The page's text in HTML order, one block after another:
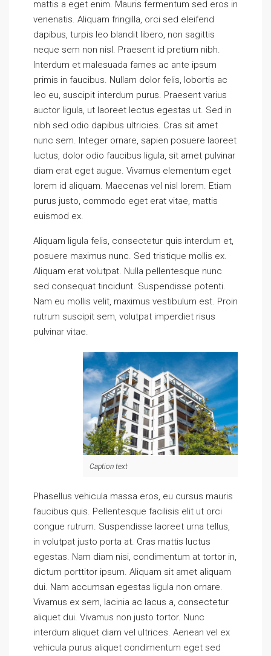
mattis a eget enim. Mauris fermentum sed eros in
venenatis. Aliquam fringilla, orci sed eleifend
dapibus, turpis leo blandit libero, non sagittis
neque sem non nisl. Praesent id pretium nibh.
Interdum et malesuada fames ac ante ipsum
primis in faucibus. Nullam dolor felis, lobortis ac
leo eu, suscipit interdum purus. Praesent varius
auctor ligula, ut laoreet lectus egestas ut. Sed in
nibh sed odio dapibus ultricies. Cras sit amet
nunc sem. Integer ornare, sapien posuere laoreet
luctus, dolor odio faucibus ligula, sit amet pulvinar
diam erat eget augue. Vivamus elementum eget
lorem id aliquam. Maecenas vel nisl lorem. Etiam
purus justo, commodo eget erat vitae, mattis
euismod ex.
Aliquam ligula felis, consectetur quis interdum et,
posuere maximus nunc. Sed tristique mollis ex.
Aliquam erat volutpat. Nulla pellentesque nunc
sed consequat tincidunt. Suspendisse potenti.
Nam eu mollis velit, maximus vestibulum est. Proin
rutrum suscipit sem, volutpat imperdiet risus
pulvinar vitae.
Caption text
Phasellus vehicula massa eros, eu cursus mauris
faucibus quis. Pellentesque facilisis elit ut orci
congue rutrum. Suspendisse laoreet urna tellus,
in volutpat justo porta at. Cras mattis luctus
egestas. Nam diam nisi, condimentum at tortor in,
dictum porttitor ipsum. Aliquam sit amet aliquam
dui. Nam accumsan egestas ligula non ornare.
Vivamus ex sem, lacinia ac lacus a, consectetur
aliquet dui. Vivamus non justo tortor. Nunc
interdum aliquet diam vel ultrices. Aenean vel ex
vehicula purus aliquet condimentum eget sed